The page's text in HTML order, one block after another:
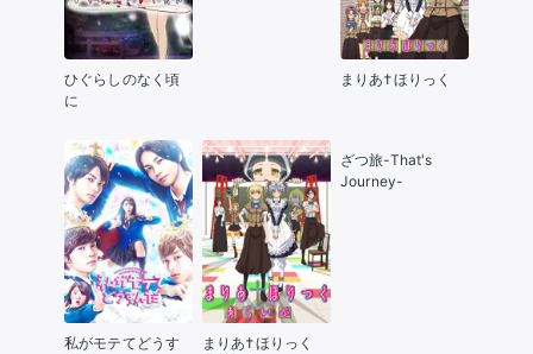
ひぐらしのなく頃
に
まりあ†ほりっく
私がモテてどうす
まりあ†ほりっく
ざつ旅-That's
Journey-